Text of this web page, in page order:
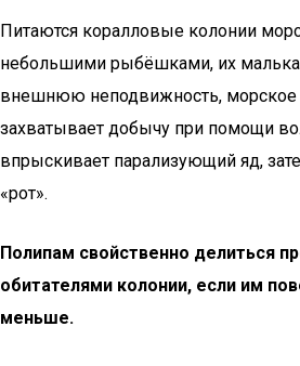
Питаются коралловые колонии
небольшими рыбёшками, их
внешнюю неподвижность, морское
захватывает добычу при помощи
впрыскивает парализующий яд,
«рот».
Полипам свойственно делиться
обитателями колонии, если им
меньше.